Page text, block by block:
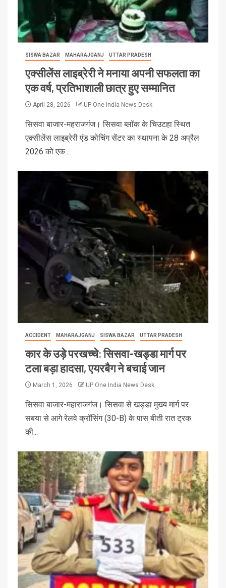
SISWA BAZAR MAHARAJGANJ UTTAR PRADESH
एक्सीलेंस लाइब्रेरी ने मनाया अपनी सफलता का
एक वर्ष, प्रतिभाशाली छात्र हुए सम्मानित
April 28, 2026 UP One India News Desk
सिसवा बाजार-महराजगंज। सिसवा ब्लॉक के चिउटहा स्थित
एक्सीलेंस लाइब्रेरी एंड कोचिंग सेंटर का स्थापना के 28 अप्रैल
2026 को एक...
ACCIDENT MAHARAJGANJ SISWA BAZAR UTTAR PRADESH
कार के उड़े परखच्चे: सिसवा-खड्डा मार्ग पर
टला बड़ा हादसा, एयरबैग ने बचाई जान
March 1, 2026 UP One India News Desk
सिसवा बाजार-महाराजगंज। सिसवा से खड्डा मुख्य मार्ग पर
सबया से आगे रेलवे क्रॉसिंग (30-B) के पास बीती रात ट्रक
की...